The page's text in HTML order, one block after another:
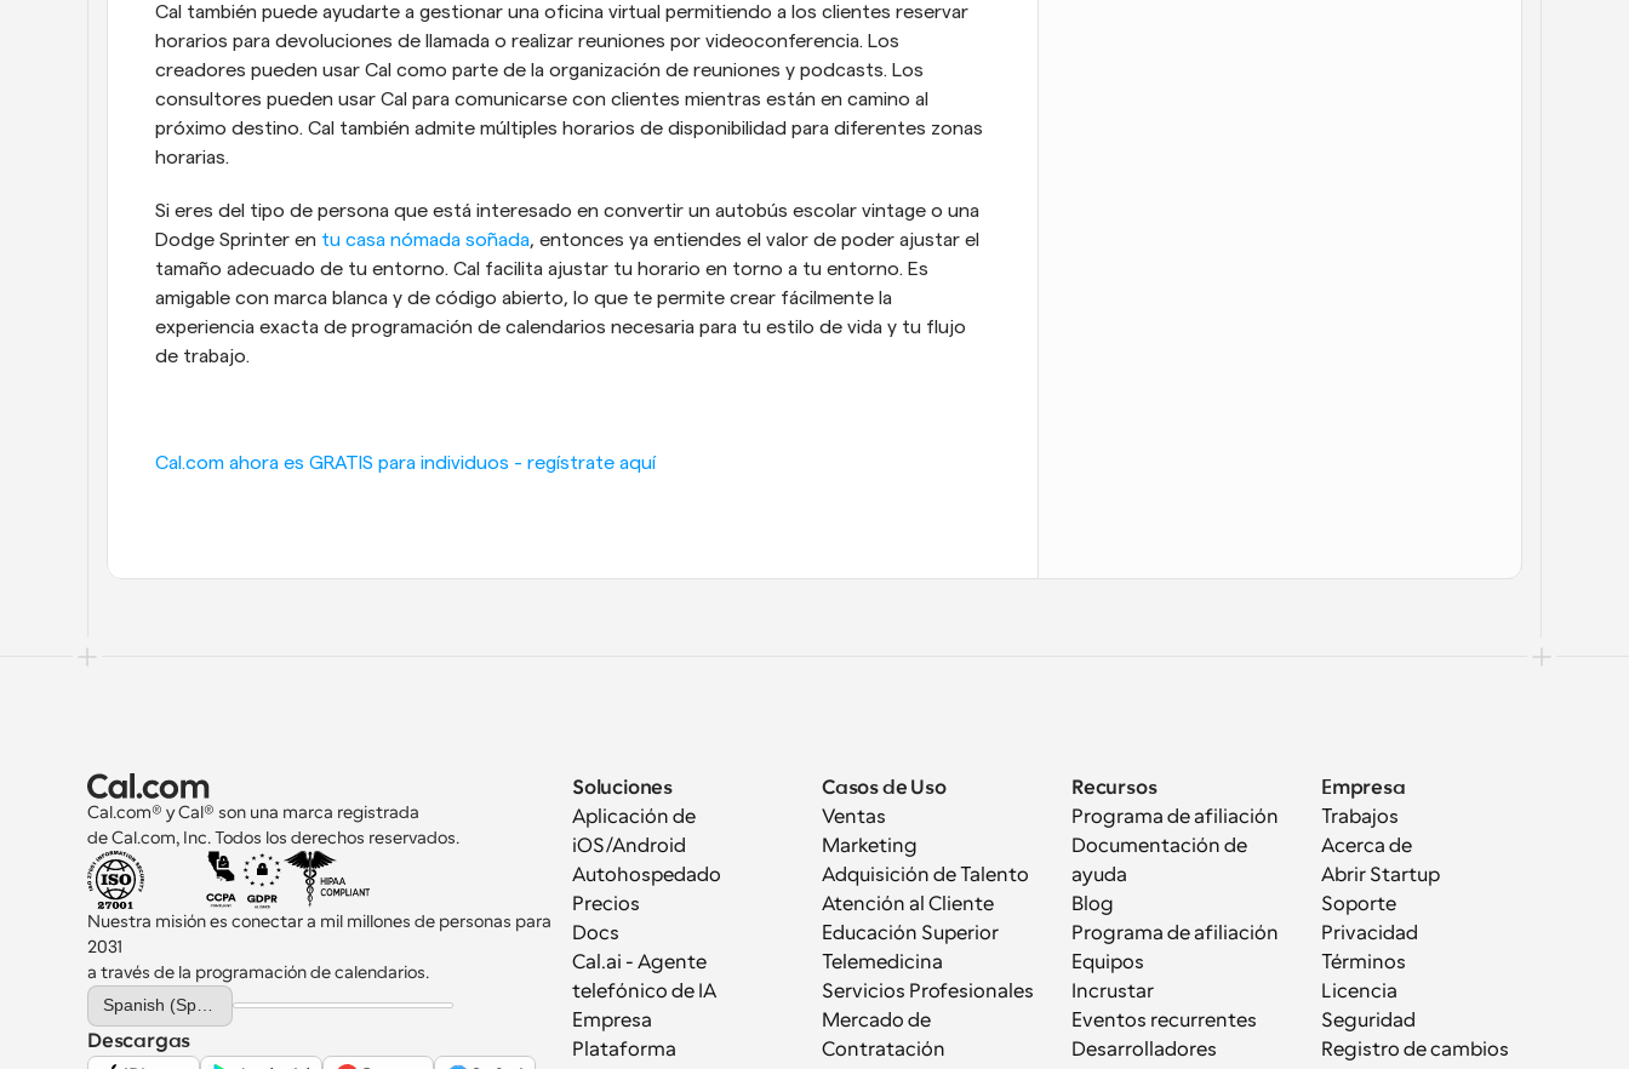
Cal también puede ayudarte a gestionar una oficina virtual permitiendo a los clientes reservar
horarios para devoluciones de llamada o realizar reuniones por videoconferencia. Los
creadores pueden usar Cal como parte de la organización de reuniones y podcasts. Los
consultores pueden usar Cal para comunicarse con clientes mientras están en camino al
próximo destino. Cal también admite múltiples horarios de disponibilidad para diferentes zonas
horarias.
Si eres del tipo de persona que está interesado en convertir un autobús escolar vintage o una
Dodge Sprinter en tu casa nómada soñada, entonces ya entiendes el valor de poder ajustar el
tamaño adecuado de tu entorno. Cal facilita ajustar tu horario en torno a tu entorno. Es
amigable con marca blanca y de código abierto, lo que te permite crear fácilmente la
experiencia exacta de programación de calendarios necesaria para tu estilo de vida y tu flujo
de trabajo.
Cal.com ahora es GRATIS para individuos - regístrate aquí
Cal.com® y Cal® son una marca registrada
de Cal.com, Inc. Todos los derechos reservados.
Nuestra misión es conectar a mil millones de personas para
2031
a través de la programación de calendarios.
Select Language
Descargas
Soluciones
Aplicación de
iOS/Android
Autohospedado
Precios
Docs
Cal.ai - Agente
telefónico de IA
Empresa
Plataforma
Casos de Uso
Ventas
Marketing
Adquisición de Talento
Atención al Cliente
Educación Superior
Telemedicina
Servicios Profesionales
Mercado de
Contratación
Recursos
Programa de afiliación
Documentación de
ayuda
Blog
Programa de afiliación
Equipos
Incrustar
Eventos recurrentes
Desarrolladores
Empresa
Trabajos
Acerca de
Abrir Startup
Soporte
Privacidad
Términos
Licencia
Seguridad
Registro de cambios